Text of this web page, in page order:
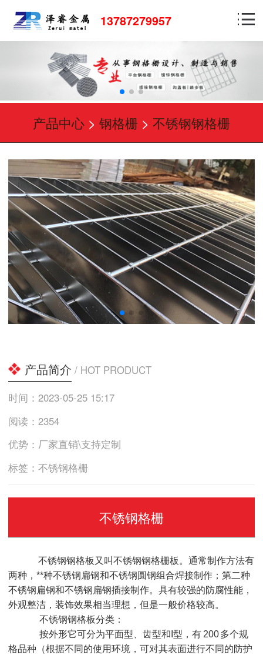
13787279957
产品中心 > 钢格栅 > 不锈钢钢格栅
产品简介 / HOT PRODUCT
时间：2023-05-25 15:17
阅读：2354
优势：厂家直销\支持定制
标签：不锈钢格栅
不锈钢格栅
不锈钢钢格板又叫不锈钢钢格栅板。通常制作方法有
两种，**种不锈钢扁钢和不锈钢圆钢组合焊接制作；第二种
不锈钢扁钢和不锈钢扁钢插接制作。具有较强的防腐性能，
外观整洁，装饰效果相当理想，但是一般价格较高。
不锈钢钢格板分类：
按外形它可分为平面型、齿型和I型，有 200 多个规
格品种（根据不同的使用环境，可对其表面进行不同的防护